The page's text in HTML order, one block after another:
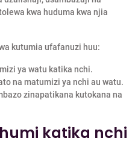
kwa huduma kwa njia
kutumia ufafanuzi huu:
ya watu katika nchi.
na matumizi ya nchi au watu.
zinapatikana kutokana na
katika nchi